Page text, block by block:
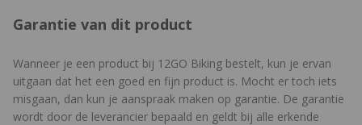
goedevloerpomp . Twijfel je nog over welke band het beste bij
type ritten? Lees dan onsblog over racefietsbanden, waarin we
alles overzichtelijk uitleggen zodat jij de beste keuze maakt.
Garantie van dit product
Wanneer je een product bij 12GO Biking bestelt, kun je ervan
uitgaan dat het een goed en fijn product is. Mocht er toch iets
misgaan, dan kun je aanspraak maken op garantie. De garantie
wordt door de leverancier bepaald en geldt bij alle erkende